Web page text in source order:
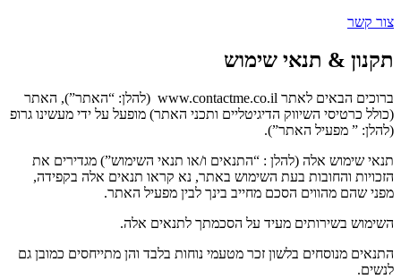
צור קשר
תקנון & תנאי שימוש
ברוכים הבאים לאתר (להלן: “האתר”), האתר
(כולל כרטיסי השיווק הדיגיטליים ותכני האתר) מופעל על ידי מעשינו גרופ
(להלן: ” מפעיל האתר”).
תנאי שימוש אלה (להלן : “התנאים ו/או תנאי השימוש”) מגדירים את
הזכויות והחובות בעת השימוש באתר, נא קראו תנאים אלה בקפידה,
מפני שהם מהווים הסכם מחייב בינך לבין מפעיל האתר.
השימוש בשירותים מעיד על הסכמתך לתנאים אלה.
התנאים מנוסחים בלשון זכר מטעמי נוחות בלבד והן מתייחסים כמובן גם
לנשים.